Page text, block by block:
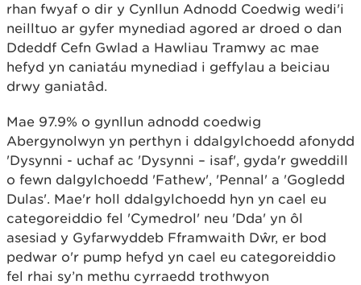
rhan fwyaf o dir y Cynllun Adnodd Coedwig wedi'i
neilltuo ar gyfer mynediad agored ar droed o dan
Ddeddf Cefn Gwlad a Hawliau Tramwy ac mae
hefyd yn caniatáu mynediad i geffylau a beiciau
drwy ganiatâd.
Mae 97.9% o gynllun adnodd coedwig
Abergynolwyn yn perthyn i ddalgylchoedd afonydd
'Dysynni - uchaf ac 'Dysynni – isaf', gyda'r gweddill
o fewn dalgylchoedd 'Fathew', 'Pennal' a 'Gogledd
Dulas'. Mae'r holl ddalgylchoedd hyn yn cael eu
categoreiddio fel 'Cymedrol' neu 'Dda' yn ôl
asesiad y Gyfarwyddeb Fframwaith Dŵr, er bod
pedwar o'r pump hefyd yn cael eu categoreiddio
fel rhai sy’n methu cyrraedd trothwyon